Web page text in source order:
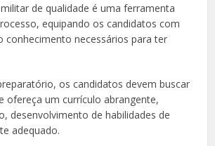
de qualidade é uma ferramenta
equipando os candidatos com
conhecimento necessários para ter
os candidatos devem buscar
ofereça um currículo abrangente,
desenvolvimento de habilidades de
adequado.